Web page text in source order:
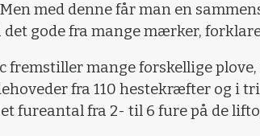
med denne får man en
det gode fra mange mærker,
fremstiller mange forskellige
fra 110 hestekræfter og i
fureantal fra 2- til 6 fure på de